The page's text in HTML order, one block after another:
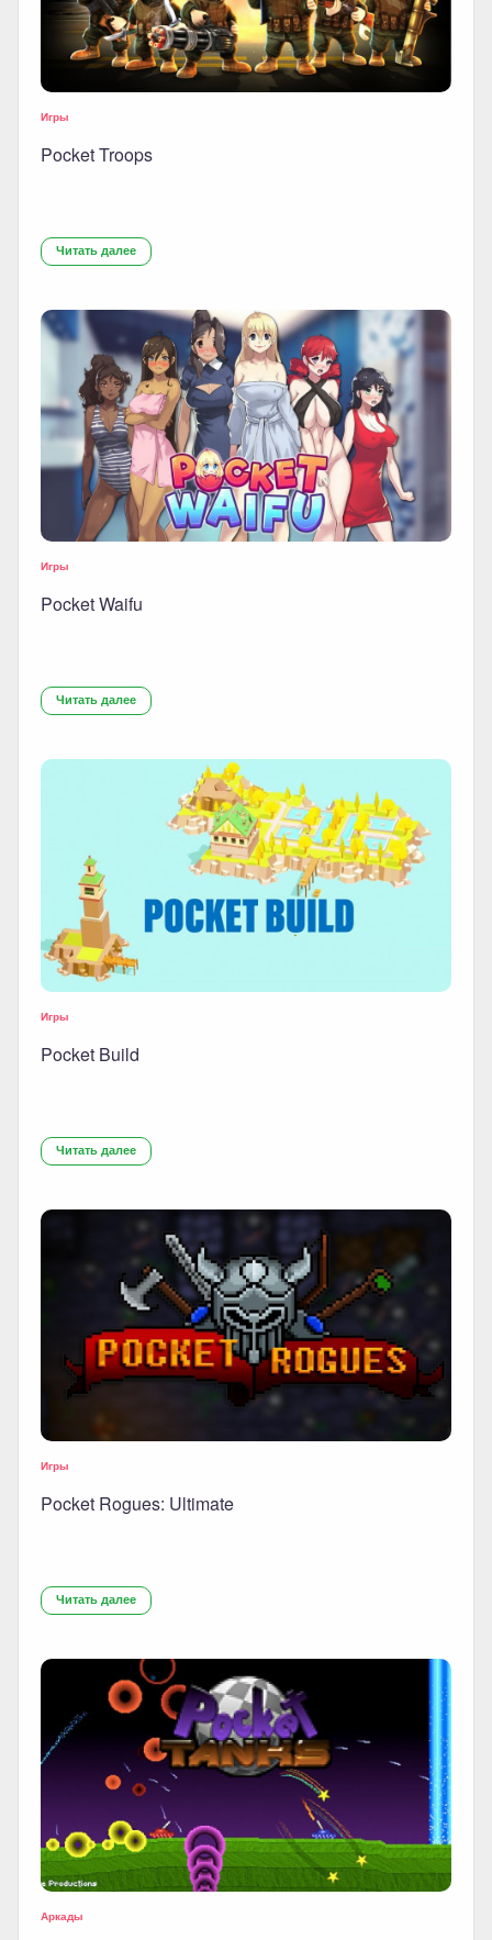
Игры
Pocket Troops
Читать далее
Игры
Pocket Waifu
Читать далее
Игры
Pocket Build
Читать далее
Игры
Pocket Rogues: Ultimate
Читать далее
Аркады